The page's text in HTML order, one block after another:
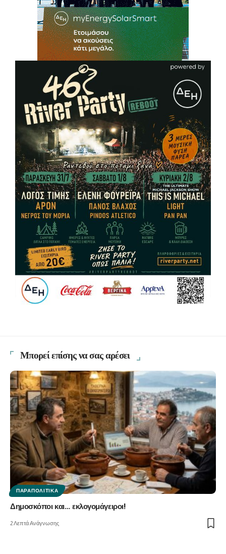
Μπορεί επίσης να σας αρέσει
ΠΑΡΑΠΟΛΙΤΙΚΆ
Δημοσκόποι και… εκλογομάγειροι!
2 Λεπτά Ανάγνωσης